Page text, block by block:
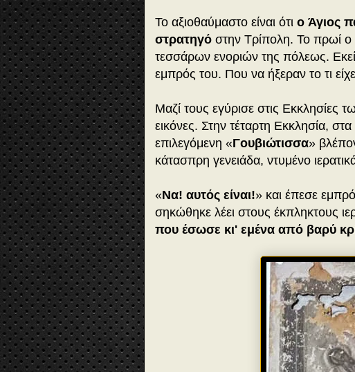
Το αξιοθαύμαστο είναι ότι ο Άγιος
στρατηγό στην Τρίπολη. Το πρωί ο
τεσσάρων ενοριών της πόλεως.
εμπρός του. Που να ήξεραν το τι
Μαζί τους εγύρισε στις Εκκλησίες
εικόνες. Στην τέταρτη Εκκλησία, στα
επιλεγόμενη «Γουβιώτισσα»
κάτασπρη γενειάδα, ντυμένο
«Να! αυτός είναι!» και έπεσε
σηκώθηκε λέει στους έκπληκτους
που έσωσε κι' εμένα από βαρύ